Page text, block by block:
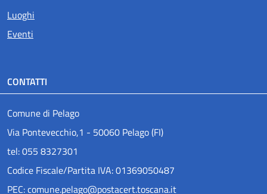
Luoghi
Eventi
CONTATTI
Comune di Pelago
Via Pontevecchio,1 - 50060 Pelago (FI)
tel: 055 8327301
Codice Fiscale/Partita IVA: 01369050487
PEC: comune.pelago@postacert.toscana.it